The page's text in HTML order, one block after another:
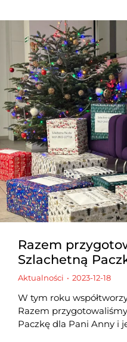
Razem
Szlachetną
Aktualności 2023-12-18
W tym roku
Razem
Paczkę dla Pani Anny i